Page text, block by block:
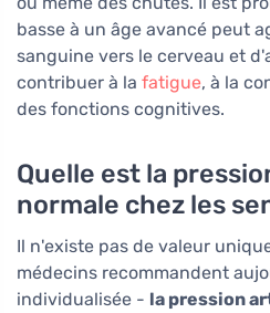
basse à un âge avancé peut
sanguine vers le cerveau et
contribuer à la fatigue, à la
des fonctions cognitives.
Quelle est la
normale chez les
Il n'existe pas de valeur
médecins recommandent
individualisée - la pression